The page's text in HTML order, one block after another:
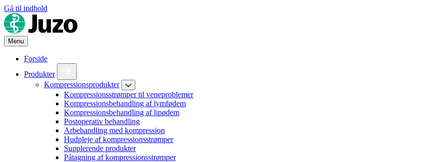
Gå til indhold
Menu
Forside
Produkter
Kompressionsprodukter
Kompressionsstrømper til veneproblemer
Kompressionsbehandling af lymfødem
Kompressionsbehandling af lipødem
Postoperativ behandling
Arbehandling med kompression
Hudpleje af kompressionsstrømper
Supplerende produkter
Påtagning af kompressionsstrømper